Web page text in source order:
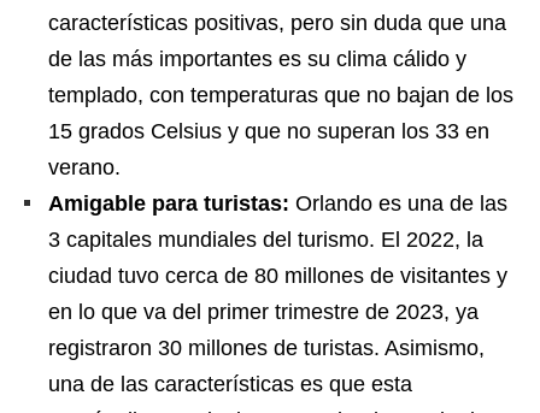
características positivas, pero sin duda que una
de las más importantes es su clima cálido y
templado, con temperaturas que no bajan de los
15 grados Celsius y que no superan los 33 en
verano.
Amigable para turistas: Orlando es una de las
3 capitales mundiales del turismo. El 2022, la
ciudad tuvo cerca de 80 millones de visitantes y
en lo que va del primer trimestre de 2023, ya
registraron 30 millones de turistas. Asimismo,
una de las características es que esta